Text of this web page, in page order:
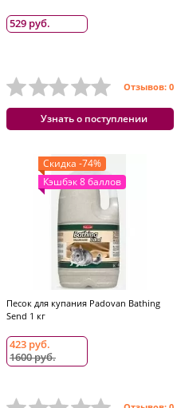
529 руб.
Отзывов: 0
Узнать о поступлении
Скидка -74%
Кэшбэк 8 баллов
Песок для купания Padovan Bathing
Send 1 кг
423 руб.
1600 руб.